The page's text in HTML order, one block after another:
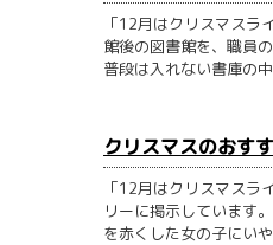
「12月はクリスマス
館後の図書館を、職員
普段は入れない書庫の
クリスマスのおす
「12月はクリスマス
リーに掲示しています
を赤くした女の子にい